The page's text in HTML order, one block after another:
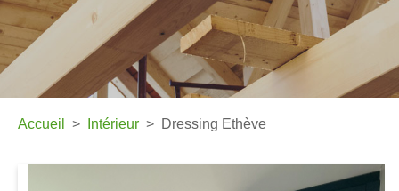
Accueil Intérieur Dressing Ethève